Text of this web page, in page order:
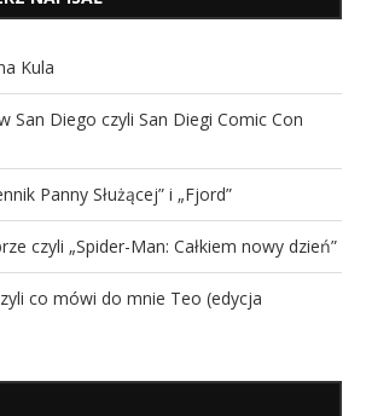
Kula
San Diego czyli San Diegi Comic Con
Panny Służącej” i „Fjord”
czyli „Spider-Man: Całkiem nowy dzień”
co mówi do mnie Teo (edycja